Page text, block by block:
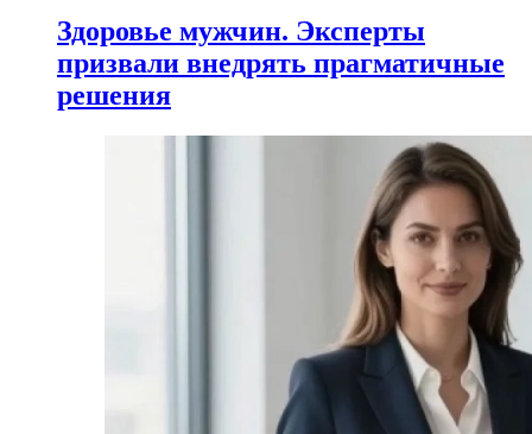
Здоровье мужчин. Эксперты
призвали внедрять прагматичные
решения